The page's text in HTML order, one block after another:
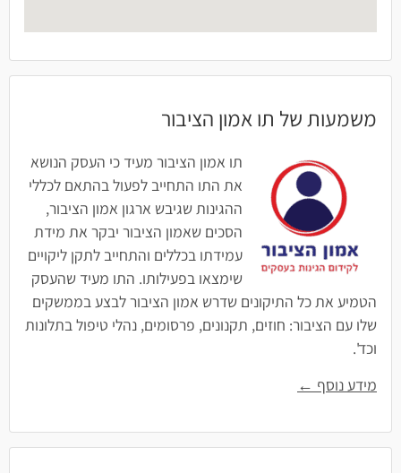
משמעות של תו אמון הציבור
תו אמון הציבור מעיד כי העסק הנושא
את התו התחייב לפעול בהתאם לכללי
ההגינות שגיבש ארגון אמון הציבור,
הסכים שאמון הציבור יבקר את מידת
עמידתו בכללים והתחייב לתקן ליקויים
שימצאו בפעילותו. התו מעיד שהעסק
הטמיע את כל התיקונים שדרש אמון הציבור לבצע בממשקים
שלו עם הציבור: חוזים, תקנונים, פרסומים, נהלי טיפול בתלונות
וכד'.
מידע נוסף ←